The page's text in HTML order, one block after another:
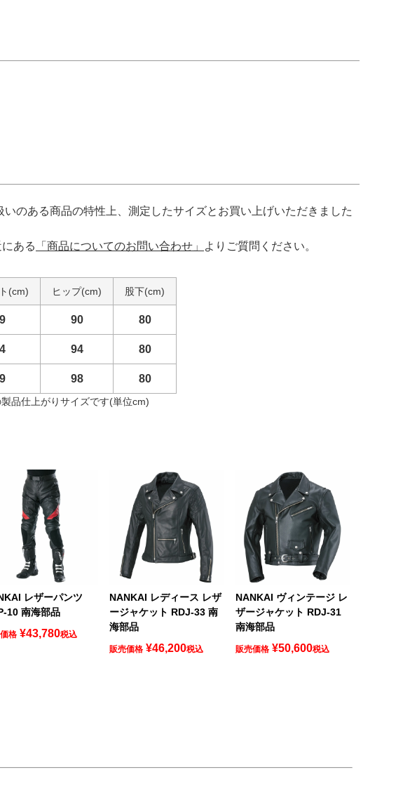
のある商品の特性上、測定したサイズとお買い上げいただきました
ある
「商品についてのお問い合わせ」 よりご質問ください。
(cm) ヒップ(cm) 股下(cm)
90 80
94 80
98 80
品仕上がりサイズです(単位cm)
レザーパンツ
10 南海部品
格 ¥43,780税込
NANKAI レディース レザ
ージャケット RDJ-33 南
海部品
販売価格 ¥46,200税込
NANKAI ヴィンテージ レ
ザージャケット RDJ-31
南海部品
販売価格 ¥50,600税込